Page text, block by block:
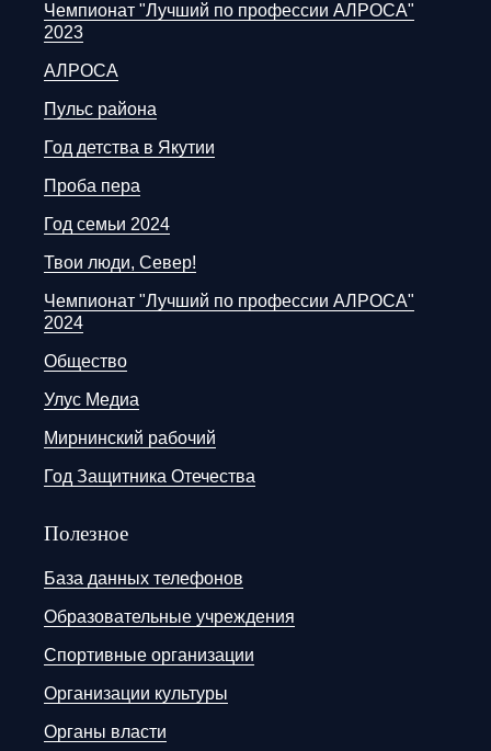
Чемпионат "Лучший по профессии АЛРОСА"
2023
АЛРОСА
Пульс района
Год детства в Якутии
Проба пера
Год семьи 2024
Твои люди, Север!
Чемпионат "Лучший по профессии АЛРОСА"
2024
Общество
Улус Медиа
Мирнинский рабочий
Год Защитника Отечества
Полезное
База данных телефонов
Образовательные учреждения
Спортивные организации
Организации культуры
Органы власти